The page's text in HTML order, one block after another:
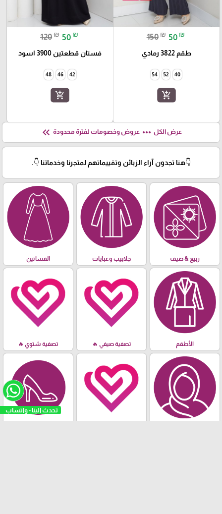
150₪ 50 ₪
طقم 3822 رمادي
40
52
54
add_shopping_cart
120₪ 50 ₪
فستان قطعتين 3900 اسود
42
46
48
add_shopping_cart
عرض الكل more_horiz عروض وخصومات لفترة محدودة keyboard_double_arrow_left
👇هنا تجدون آراء الزبائن وتقييماتهم لمتجرنا وخدماتنا 👇.
ربيع & صيف جلابيب وعبايات الفساتين
الأطقم تصفية صيفي 🔥 تصفية شتوي 🔥